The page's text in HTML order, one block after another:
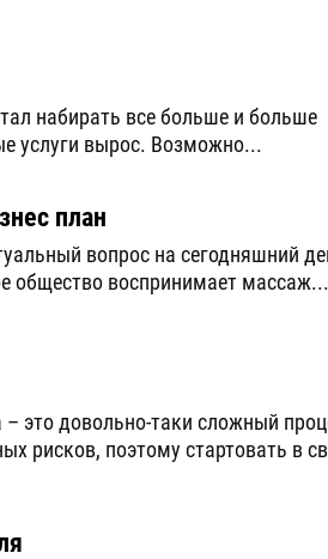
набирать все больше и больше
услуги вырос. Возможно...
план
вопрос на сегодняшний
общество воспринимает массаж...
– это довольно-таки сложный
рисков, поэтому стартовать в